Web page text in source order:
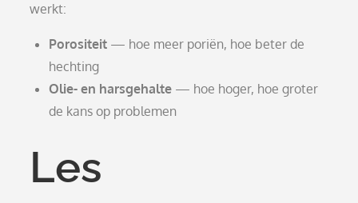
werkt:
Porositeit — hoe meer poriën, hoe beter de
hechting
Olie- en harsgehalte — hoe hoger, hoe groter
de kans op problemen
Les